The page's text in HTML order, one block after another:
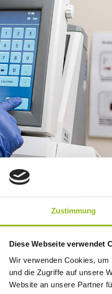
Zustimmung
Diese Webseite verwendet
Wir verwenden Cookies,
und die Zugriffe auf unsere
Website an unsere Partner